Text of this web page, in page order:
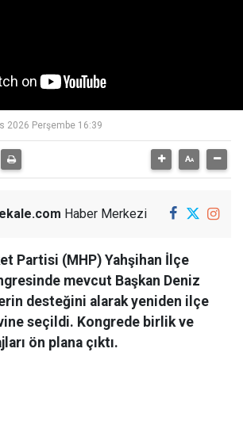
2026 Perşembe 16:39
Haber Merkezi
Partisi (MHP) Yahşihan İlçe
mevcut Başkan Deniz
desteğini alarak yeniden ilçe
seçildi. Kongrede birlik ve
ön plana çıktı.